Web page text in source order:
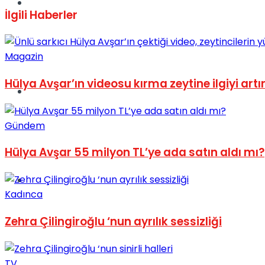
Sinema
Tatil
İlgili Haberler
Magazin
Hülya Avşar’ın videosu kırma zeytine ilgiyi
Gündem
Hülya Avşar 55 milyon TL’ye ada satın aldı mı?
Kadınca
Zehra Çilingiroğlu ‘nun ayrılık sessizliği